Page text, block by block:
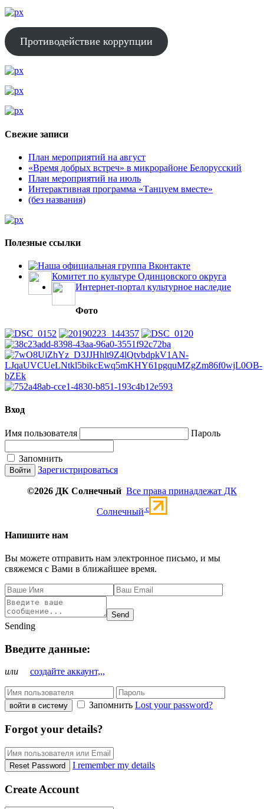
Противодействие коррупции
Свежие записи
План мероприятий на август
«Время добрых встреч» в микрорайоне Белорусский
План мероприятий на июль
Интерактивная программа «Танцуем вместе»
(без названия)
Полезные ссылки
Наша официальная группа Вконтакте
Комитет по культуре Одинцовского округа
Интернет-портал культурное наследие
Фото
Вход
Имя пользователя Пароль
Запомнить
Зарегистрироваться
©2026 ДК Солнечный Все права принадлежат ДК
Солнечный c
Напишите нам
Вы можете отправить нам электронное письмо, и мы
свяжемся с Вами в ближайшее время.
Send
Sending
Введите данные:
или создайте аккаунт,,,
войти в систему Запомнить Lost your password?
Forgot your details?
Reset Password I remember my details
Create Account